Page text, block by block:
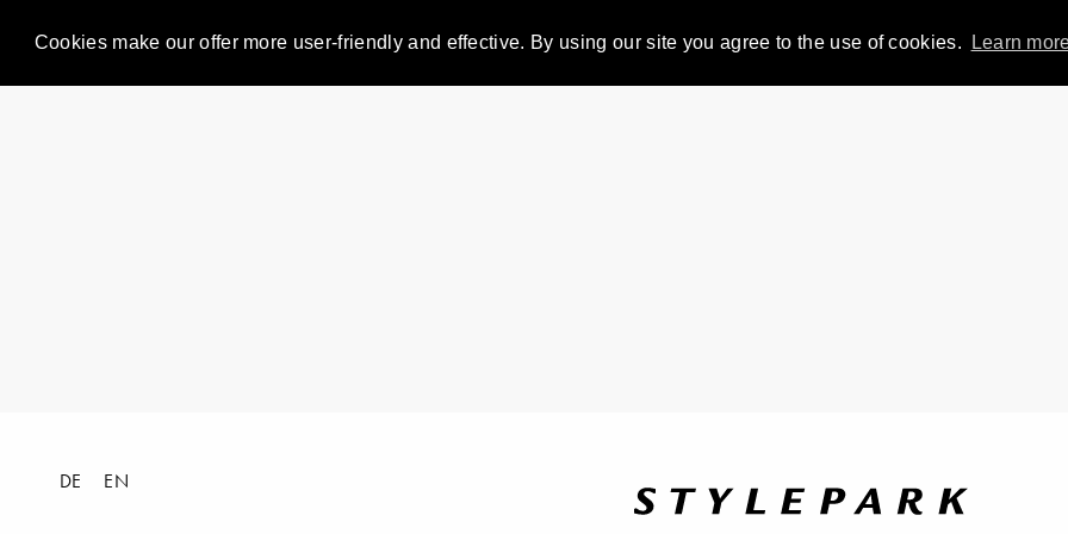
Cookies make our offer more user-friendly and effective. By using our site you agree to the use of cookies. Learn
DE EN